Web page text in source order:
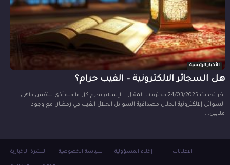
الأخبار الرئيسية
هل السجائر الالكترونية – الفيب حرام؟
اخر تحديث 24/03/2025 محتويات المقال : الإسلام يحرم كل ما فيه أذى للنفس ماهي
السوائل إلالكترونية الحلال مصداقية السوائل الحلال الفيب في رمضان مع وجود
ملايين...
الاعلانات إخلاء المسؤولية سياسة الخصوصية النشرة الإخبارية